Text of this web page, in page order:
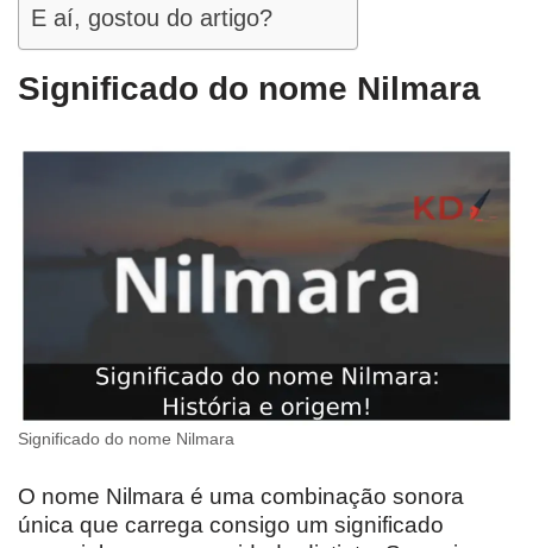
E aí, gostou do artigo?
Significado do nome Nilmara
Significado do nome Nilmara
O nome Nilmara é uma combinação sonora
única que carrega consigo um significado